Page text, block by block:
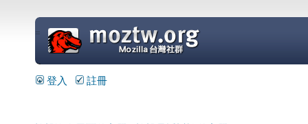
=
登入 註冊